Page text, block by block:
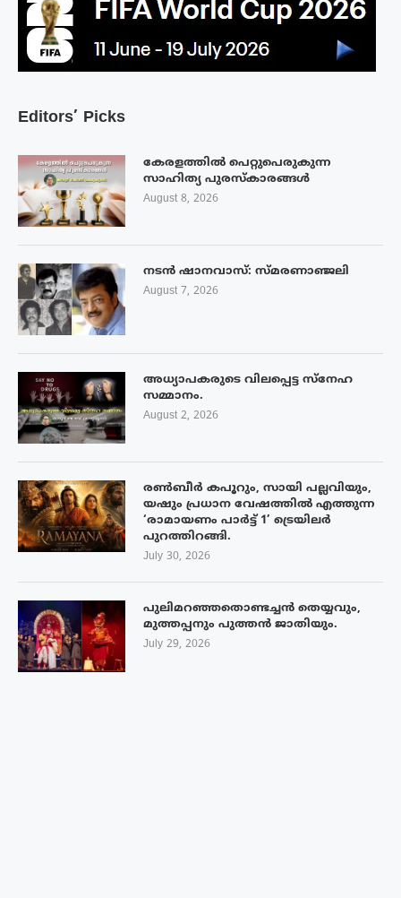
Editors’ Picks
കേരളത്തിൽ പെറ്റുപെരുകുന്ന
സാഹിത്യ പുരസ്‌കാരങ്ങൾ
August 8, 2026
നടൻ ഷാനവാസ്: സ്മരണാഞ്ജലി
August 7, 2026
അധ്യാപകരുടെ വിലപ്പെട്ട സ്നേഹ
സമ്മാനം.
August 2, 2026
രൺബീർ കപൂറും, സായി പല്ലവിയും,
യഷും പ്രധാന വേഷത്തിൽ എത്തുന്ന
‘രാമായണം പാർട്ട് 1’ ട്രെയിലർ
പുറത്തിറങ്ങി.
July 30, 2026
പുലിമറഞ്ഞതൊണ്ടച്ചൻ തെയ്യവും,
മുത്തപ്പനും പുത്തൻ ജാതിയും.
July 29, 2026